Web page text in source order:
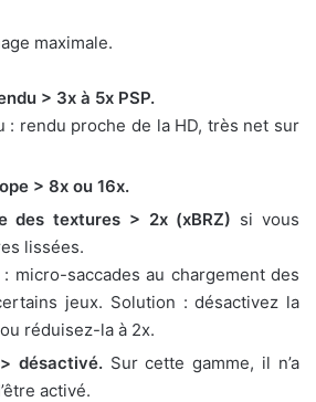
maximale.
> 3x à 5x PSP.
: rendu proche de la HD, très net sur
> 8x ou 16x.
des textures > 2x (xBRZ) si vous
lissées.
micro-saccades au chargement des
jeux. Solution : désactivez la
réduisez-la à 2x.
désactivé.Sur cette gamme, il n’a
activé.